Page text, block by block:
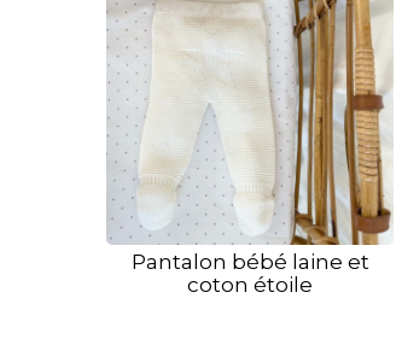
Pantalon bébé laine et
coton étoile